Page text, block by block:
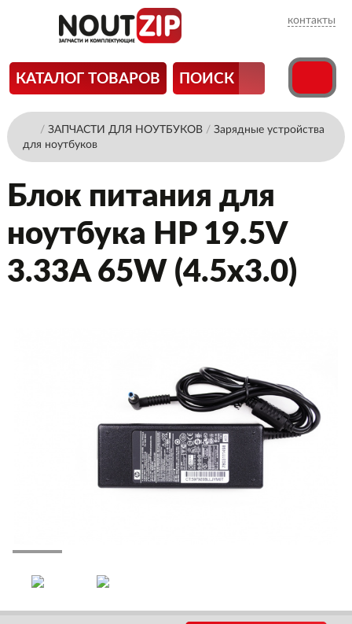
контакты
КАТАЛОГ ТОВАРОВ ПОИСК
/ ЗАПЧАСТИ ДЛЯ НОУТБУКОВ/ Зарядные устройства
для ноутбуков
Блок питания для
ноутбука HP 19.5V
3.33A 65W (4.5x3.0)